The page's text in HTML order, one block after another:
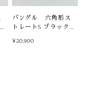
バングル 六角形ス
トレートS ブラックマ
¥20,900